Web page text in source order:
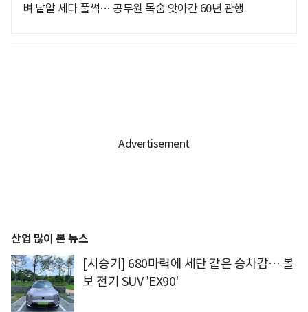
벼 낱알 세다 풀썩… 공무원 목숨 앗아간 60년 관행
산업 많이 본 뉴스
[시승기] 680마력에 세단 같은 승차감… 볼
보 전기 SUV 'EX90'